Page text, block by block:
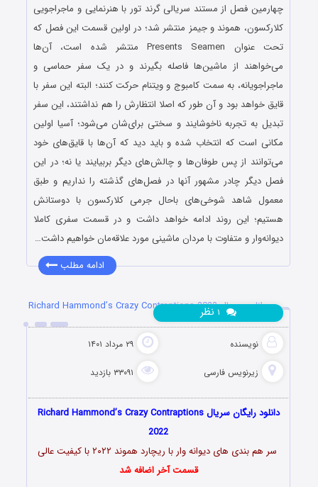
چهارمین فصل از مستند سریالی گرند تور با هنرنمایی و ماجراجویی
کلارکسون، هموند و جیمز منتشر شد؛ در اولین قسمت این فصل که
تحت عنوان Presents Seamen منتشر شده است، آن‌ها
می‌خواهند از ماشین‌ها فاصله بگیرند و در یک سفر حماسی و
ماجراجویانه، به سمت کامبوج و ویتنام حرکت کنند؛ البته این سفر با
قایق خواهد بود و آن طور که اصلا انتظارش را هم نداشتند، این سفر
تبدیل به تجربه ناخوشایند و سختی برای‌شان می‌شود؛ آسیا اولین
مکانی است که انتخاب شده و باید دید که آن‌ها با قایق‌های خود
می‌توانند از پس طوفان‌ها و چالش‌های دیگر بربیایند یا نه؛ در این
فصل دیگر چادر مشهور آنها در فصل‌های گذشته را نداریم و طبق
معمول شاهد شوخی‌های باحال جرمی کلارکسون با دوستانش
هستیم؛ این روند ادامه خواهد داشت و در قسمت سفری کاملا
دیوانه‌وار و متفاوت با مردان ماشینی مورد علاقه‌مان خواهیم داشت…
ادامه مطلب
دانلود سریال Richard Hammond’s Crazy Contraptions 2022
نویسنده ۲۹ مرداد ۱۴۰۱
زیرنویس فارسی ۳۳۰۹۱ بازدید
نظر
دانلود رایگان سریال Richard Hammond’s Crazy Contraptions
2022
سر هم بندی های دیوانه وار با ریچارد هموند ۲۰۲۲
با کیفیت عالی
قسمت آخر اضافه شد